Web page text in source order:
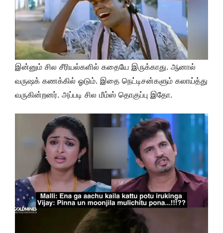
இன்னும் சில சீரியல்களில் கதையே இருக்காது. ஆனால்
வருஷக் கணக்கில் ஓடும். இதை நெட்டிசன்களும் கலாய்த்து
வருகின்றனர். அப்படி சில மீம்ஸ் தொகுப்பு இதோ.